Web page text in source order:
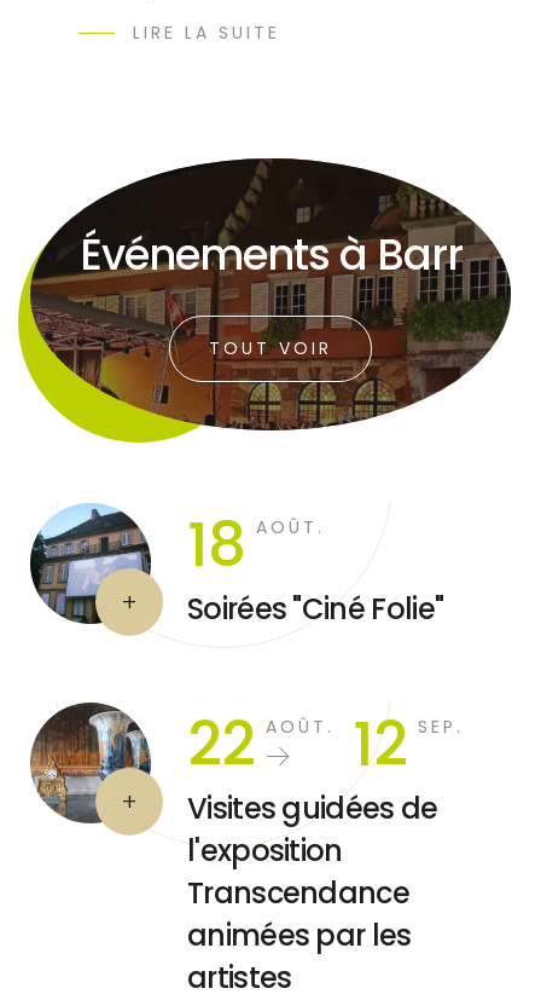
LIRE LA SUITE
Événements à Barr
TOUT VOIR
18 AOÛT.
Soirées "Ciné Folie"
22 AOÛT. 12 SEP.
Visites guidées de
l'exposition
Transcendance
animées par les
artistes